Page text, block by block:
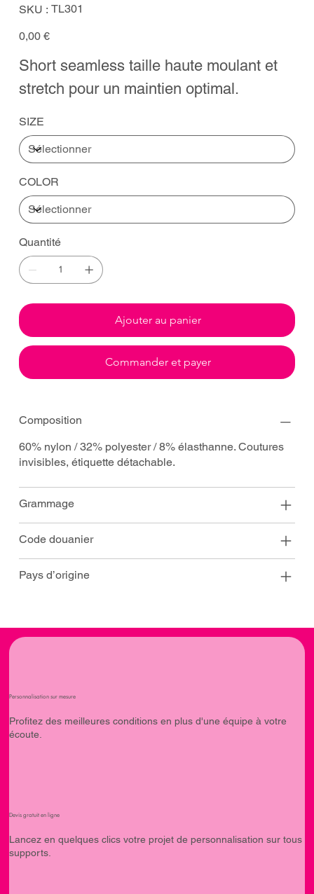
SKU : SKU
TL301
TL301
Prix
0,00 €
Short seamless taille haute moulant et
stretch pour un maintien optimal.
SIZE
COLOR
Quantité
Ajouter au panier
Commander et payer
Composition
60% nylon / 32% polyester / 8% élasthanne. Coutures
invisibles, étiquette détachable.
Grammage
Code douanier
Pays d’origine
Personnalisation sur mesure
Profitez des meilleures conditions en plus d'une équipe à votre
écoute.
Devis gratuit en ligne
Lancez en quelques clics votre projet de personnalisation sur tous
supports.